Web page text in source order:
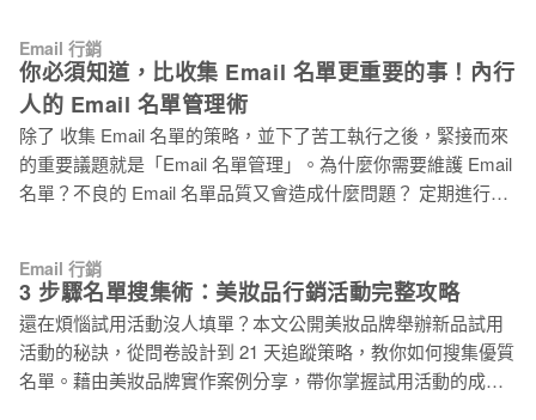
打成 .con），或者收件者信箱已刪除（例如：離職）。 暫時性
退信（Soft Bounce） 雖然 Email 寄往一個有效的地址，但因
為某些暫時性的原因造成無法寄送而被退回。常見的原因例如
收件者的信箱已經爆滿等
業嘗試各種行銷策略，其中有效的分眾能夠為企業增加 760%
的營收，可見名單分眾能帶來的成效非常可觀。接下來，文章
將介紹何謂名單分眾，並提供可以做為名單依據的項目，最後
還有名單分群的實作教學，趕快看下去吧！ 什麼是 Email 名單
分眾？ 名單分眾是將 Email 名單依據受眾性質分類，擁有相同
特性的受眾會成為名單中的同一個群組。首先，你需要累積一
特性的使用者分群，並為特定群組客製化信件內容。如此一
來，便能讓收件者在收到信件時有一種「你懂我」的感覺，這
將為你的 Email 行銷帶來意想不到的成效！ 根據國外網站，
44% 的顧客表示，客製化的服務將促使他們再一次購買商品；
56% 的顧客則會因為受到客
Email 行銷
你必須知道，比收集 Email 名單更重要的事！內行
人的 Email 名單管理術
除了 收集 Email 名單的策略，並下了苦工執行之後，緊接而來
的重要議題就是「Email 名單管理」。為什麼你需要維護 Email
名單？不良的 Email 名單品質又會造成什麼問題？ 定期進行
1. 客戶的抱怨，使得郵件信譽（Reputation） 的降低，造成往
後發信的困難。 2. 到達率、開信率、點擊率的下降，客戶信
任，品牌價值的折損，行銷資源的浪費。 從上面的兩點可以看
出來，名單並不是越多越好，無效的名單會變成行銷活動的拖
油瓶。如果可以的話，你必須避免無效、無互動和重複的電子
Email 行銷
3 步驟名單搜集術：美妝品行銷活動完整攻略
還在煩惱試用活動沒人填單？本文公開美妝品牌舉辦新品試用
活動的秘訣，從問卷設計到 21 天追蹤策略，教你如何搜集優質
名單。藉由美妝品牌實作案例分享，帶你掌握試用活動的成功